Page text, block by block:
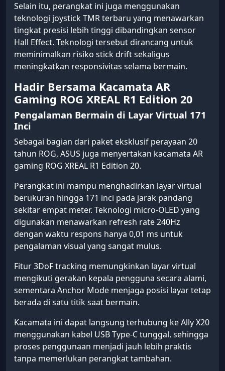
Selain itu, perangkat ini juga menggunakan
teknologi joystick TMR terbaru yang menawarkan
tingkat presisi lebih tinggi dibandingkan sensor
Hall Effect. Teknologi tersebut dirancang untuk
meminimalkan risiko stick drift sekaligus
meningkatkan responsivitas selama bermain.
Hadir Bersama Kacamata AR
Gaming ROG XREAL R1 Edition 20
Pengalaman Bermain di Layar Virtual 171
Inci
Sebagai bagian dari paket eksklusif perayaan 20
tahun ROG, ASUS juga menyertakan kacamata AR
gaming ROG XREAL R1 Edition 20.
Perangkat ini mampu menghadirkan layar virtual
berukuran hingga 171 inci pada jarak pandang
sekitar empat meter. Teknologi micro-OLED yang
digunakan menawarkan refresh rate 240Hz
dengan waktu respons hanya 0,01 ms untuk
pengalaman visual yang sangat mulus.
Fitur 3DoF tracking memungkinkan layar virtual
mengikuti gerakan kepala pengguna secara alami,
sementara Anchor Mode menjaga posisi layar tetap
berada di satu titik saat bermain.
Kacamata ini dapat langsung terhubung ke Ally X20
menggunakan kabel USB Type-C tunggal, sehingga
proses penggunaan menjadi jauh lebih praktis
tanpa memerlukan perangkat tambahan.